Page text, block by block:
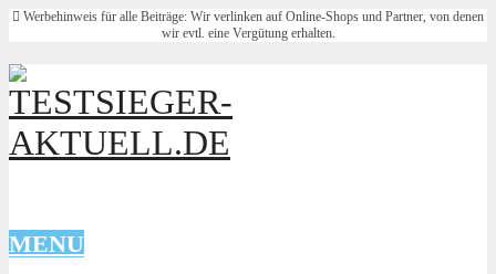
Werbehinweis für alle Beiträge: Wir verlinken auf Online-Shops und Partner, von denen
wir evtl. eine Vergütung erhalten.
MENU